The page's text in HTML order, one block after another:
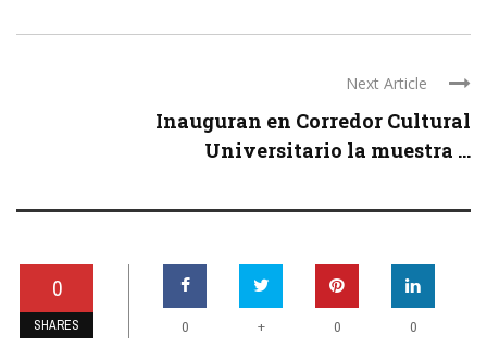
Next Article
Inauguran en Corredor Cultural
Universitario la muestra ...
0
SHARES 0 + 0 0